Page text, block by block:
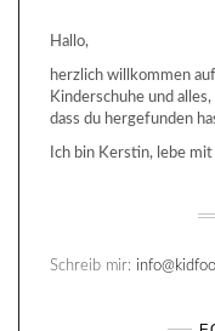
Hallo,
herzlich willkommen
Kinderschuhe und
dass du hergefunden
Ich bin Kerstin, lebe
Schreib mir: